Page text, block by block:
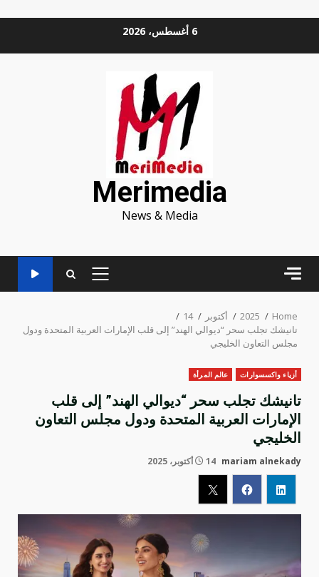
6 أغسطس، 2026
Merimedia
News & Media
PRIMARY
Home
2025 أكتوبر
14
تانيشك تجلب سحر “ديوالي الهند” إلى قلب الإمارات العربية المتحدة ودول
مجلس التعاون الخليجي
أزياء واكسسوارات عالم المرأة
تانيشك تجلب سحر “ديوالي الهند” إلى قلب
الإمارات العربية المتحدة ودول مجلس التعاون
الخليجي
mariam alnekady 14 أكتوبر، 2025